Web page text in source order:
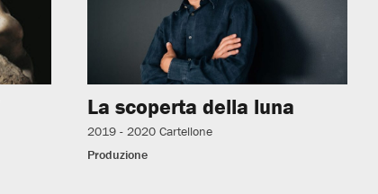
La scoperta della luna
2019 - 2020 Cartellone
Produzione